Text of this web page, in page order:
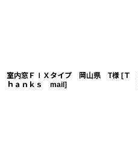
室内窓ＦＩＸタイプ 岡山県 T様 [Ｔ
ｈａｎｋｓ mail ]